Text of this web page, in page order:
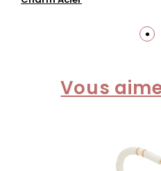
Vous